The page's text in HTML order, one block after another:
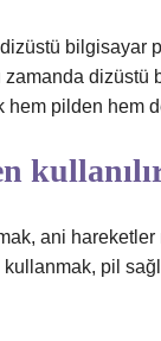
bilgisayar
zamanda
hem pilden hem
ani
pil